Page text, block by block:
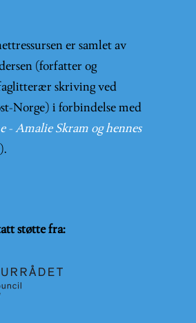
er samlet av
(forfatter og
skriving ved
Norge) i forbindelse med
- Amalie Skram og hennes
støtte fra: